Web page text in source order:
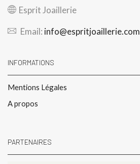
Esprit Joaillerie
Email: info@espritjoaillerie.com
INFORMATIONS
Mentions Légales
A propos
PARTENAIRES